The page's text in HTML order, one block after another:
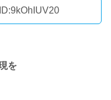
ID:9kOhIUV20
を